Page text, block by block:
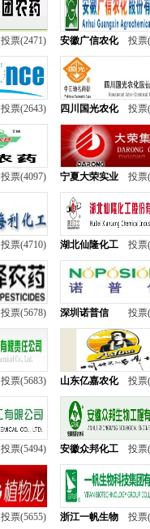
投票(2471) 安徽广信农化 投票
投票(2643) 四川国光农化 投票
投票(4097) 宁夏大荣实业 投票
投票(4710) 湖北仙隆化工 投票
投票(5678) 深圳诺普信 投票
投票(5683) 山东亿嘉农化 投票
投票(5494) 安徽众邦化工 投票
投票(5655) 浙江一帆生物 投票